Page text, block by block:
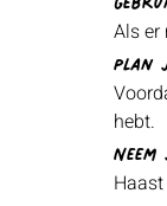
Als er
Plan
hebt.